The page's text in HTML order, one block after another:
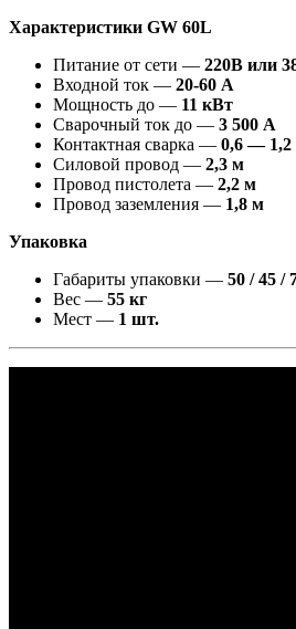
Характеристики GW 60L
Питание от сети — 220В или
Входной ток — 20-60 A
Мощность до — 11 кВт
Сварочный ток до — 3 500 А
Контактная сварка — 0,6 —
Силовой провод — 2,3 м
Провод пистолета — 2,2 м
Провод заземления — 1,8 м
Упаковка
Габариты упаковки — 50 / 45 /
Вес — 55 кг
Мест — 1 шт.